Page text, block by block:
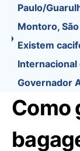
Paulo/
Montoro,
Existem
Internacional
Governador
Como